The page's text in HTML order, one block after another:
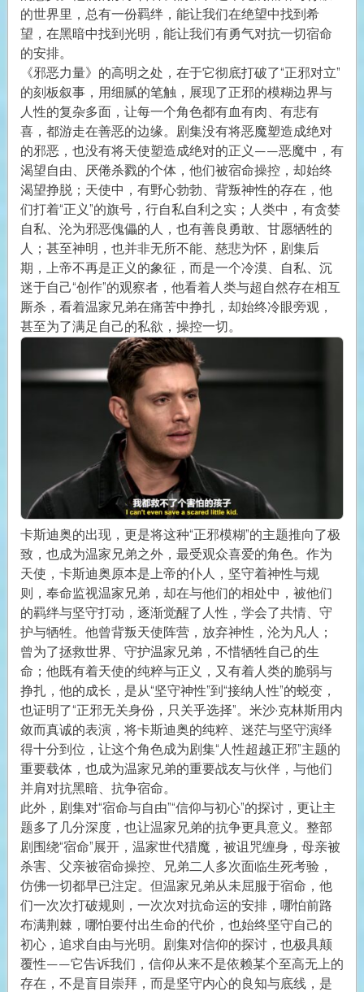
的世界里，总有一份羁绊，能让我们在绝望中找到希
望，在黑暗中找到光明，能让我们有勇气对抗一切宿命
的安排。
《邪恶力量》的高明之处，在于它彻底打破了“正邪对立”
的刻板叙事，用细腻的笔触，展现了正邪的模糊边界与
人性的复杂多面，让每一个角色都有血有肉、有悲有
喜，都游走在善恶的边缘。剧集没有将恶魔塑造成绝对
的邪恶，也没有将天使塑造成绝对的正义——恶魔中，有
渴望自由、厌倦杀戮的个体，他们被宿命操控，却始终
渴望挣脱；天使中，有野心勃勃、背叛神性的存在，他
们打着“正义”的旗号，行自私自利之实；人类中，有贪婪
自私、沦为邪恶傀儡的人，也有善良勇敢、甘愿牺牲的
人；甚至神明，也并非无所不能、慈悲为怀，剧集后
期，上帝不再是正义的象征，而是一个冷漠、自私、沉
迷于自己“创作”的观察者，他看着人类与超自然存在相互
厮杀，看着温家兄弟在痛苦中挣扎，却始终冷眼旁观，
甚至为了满足自己的私欲，操控一切。
卡斯迪奥的出现，更是将这种“正邪模糊”的主题推向了极
致，也成为温家兄弟之外，最受观众喜爱的角色。作为
天使，卡斯迪奥原本是上帝的仆人，坚守着神性与规
则，奉命监视温家兄弟，却在与他们的相处中，被他们
的羁绊与坚守打动，逐渐觉醒了人性，学会了共情、守
护与牺牲。他曾背叛天使阵营，放弃神性，沦为凡人；
曾为了拯救世界、守护温家兄弟，不惜牺牲自己的生
命；他既有着天使的纯粹与正义，又有着人类的脆弱与
挣扎，他的成长，是从“坚守神性”到“接纳人性”的蜕变，
也证明了“正邪无关身份，只关乎选择”。米沙·克林斯用内
敛而真诚的表演，将卡斯迪奥的纯粹、迷茫与坚守演绎
得十分到位，让这个角色成为剧集“人性超越正邪”主题的
重要载体，也成为温家兄弟的重要战友与伙伴，与他们
并肩对抗黑暗、抗争宿命。
此外，剧集对“宿命与自由”“信仰与初心”的探讨，更让主
题多了几分深度，也让温家兄弟的抗争更具意义。整部
剧围绕“宿命”展开，温家世代猎魔，被诅咒缠身，母亲被
杀害、父亲被宿命操控、兄弟二人多次面临生死考验，
仿佛一切都早已注定。但温家兄弟从未屈服于宿命，他
们一次次打破规则，一次次对抗命运的安排，哪怕前路
布满荆棘，哪怕要付出生命的代价，也始终坚守自己的
初心，追求自由与光明。剧集对信仰的探讨，也极具颠
覆性——它告诉我们，信仰从来不是依赖某个至高无上的
存在，不是盲目崇拜，而是坚守内心的良知与底线，是